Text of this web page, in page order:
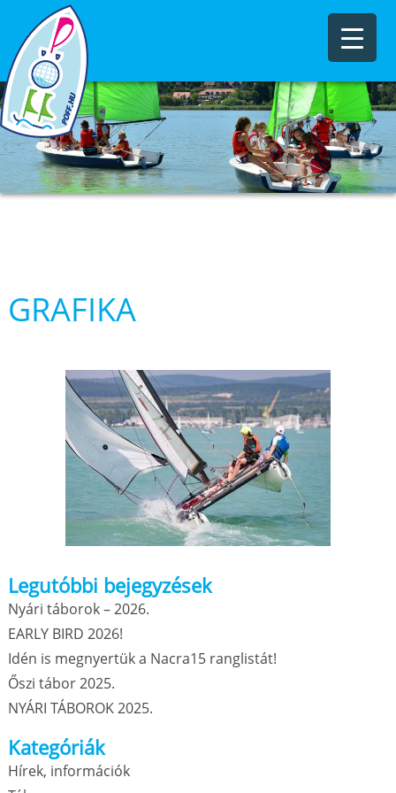
GRAFIKA
Legutóbbi bejegyzések
Nyári táborok – 2026.
EARLY BIRD 2026!
Idén is megnyertük a Nacra15 ranglistát!
Őszi tábor 2025.
NYÁRI TÁBOROK 2025.
Kategóriák
Hírek, információk